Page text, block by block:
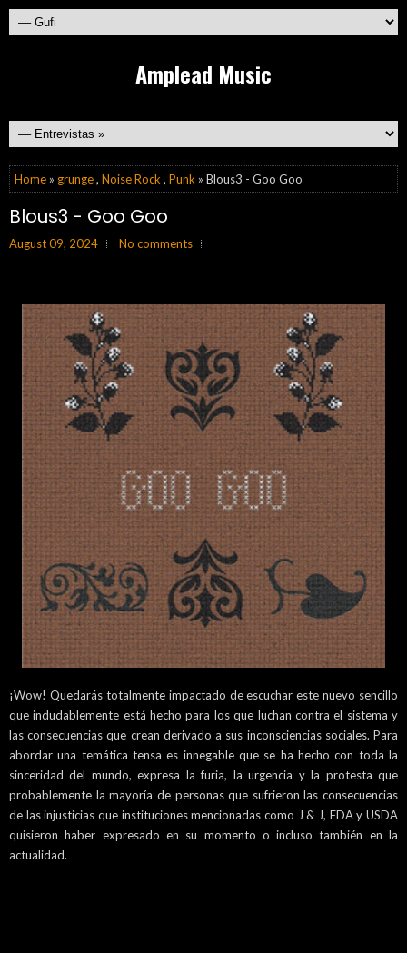
Amplead Music
Home » grunge, Noise Rock , Punk » Blous3 - Goo Goo
Blous3 - Goo Goo
August 09, 2024 No comments
¡Wow! Quedarás totalmente impactado de escuchar este nuevo sencillo
que indudablemente está hecho para los que luchan contra el sistema y
las consecuencias que crean derivado a sus inconsciencias sociales. Para
abordar una temática tensa es innegable que se ha hecho con toda la
sinceridad del mundo, expresa la furia, la urgencia y la protesta que
probablemente la mayoría de personas que sufrieron las consecuencias
de las injusticias que instituciones mencionadas como J & J, FDA y USDA
quisieron haber expresado en su momento o incluso también en la
actualidad.